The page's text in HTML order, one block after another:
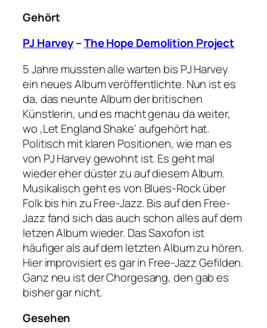
Gehört
PJ Harvey–The Hope Demolition Project
5 Jahre mussten alle warten bis PJ Harvey
ein neues Album veröffentlichte. Nun ist es
da, das neunte Album der britischen
Künstlerin, und es macht genau da weiter,
wo ‚Let England Shake‘ aufgehört hat.
Politisch mit klaren Positionen, wie man es
von PJ Harvey gewohnt ist. Es geht mal
wieder eher düster zu auf diesem Album.
Musikalisch geht es von Blues-Rock über
Folk bis hin zu Free-Jazz. Bis auf den Free-
Jazz fand sich das auch schon alles auf dem
letzen Album wieder. Das Saxofon ist
häufiger als auf dem letzten Album zu hören.
Hier improvisiert es gar in Free-Jazz Gefilden.
Ganz neu ist der Chorgesang, den gab es
bisher gar nicht.
Gesehen